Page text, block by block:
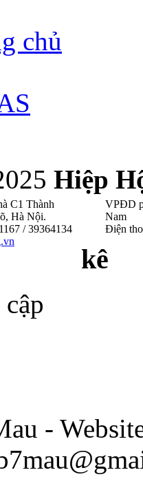
chủ
Hiệp
C1 Thành
Hà Nội .
/ 39364134
VPĐD
Nam
Điện
kê
-